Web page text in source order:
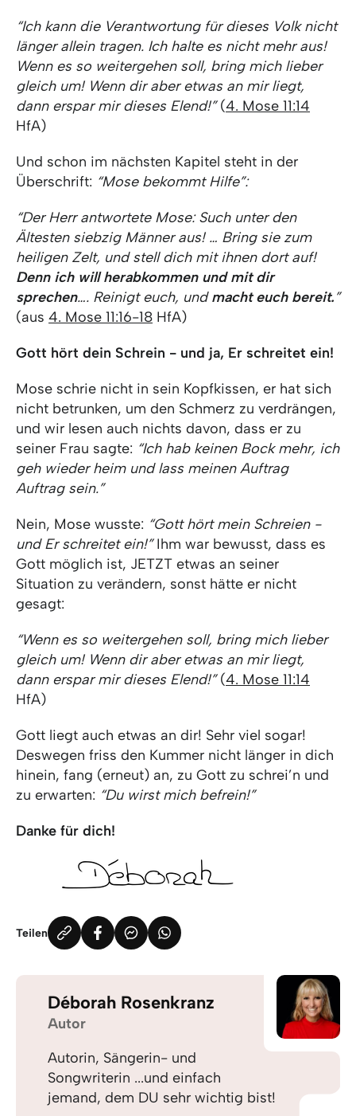
“Ich kann die Verantwortung für dieses Volk nicht
länger allein tragen. Ich halte es nicht mehr aus!
Wenn es so weitergehen soll, bring mich lieber
gleich um! Wenn dir aber etwas an mir liegt,
dann erspar mir dieses Elend!”(4. Mose 11:14
HfA)
Und schon im nächsten Kapitel steht in der
Überschrift: “Mose bekommt Hilfe”:
“Der Herr antwortete Mose: Such unter den
Ältesten siebzig Männer aus! … Bring sie zum
heiligen Zelt, und stell dich mit ihnen dort auf!
Denn ich will herabkommen und mit dir
sprechen…. Reinigt euch, undmacht euch bereit.”
(aus 4. Mose 11:16-18 HfA)
Gott hört dein Schrein - und ja, Er schreitet ein!
Mose schrie nicht in sein Kopfkissen, er hat sich
nicht betrunken, um den Schmerz zu verdrängen,
und wir lesen auch nichts davon, dass er zu
seiner Frau sagte: “Ich hab keinen Bock mehr, ich
geh wieder heim und lass meinen Auftrag
Auftrag sein.”
Nein, Mose wusste: “Gott hört mein Schreien -
und Er schreitet ein!”Ihm war bewusst, dass es
Gott möglich ist, JETZT etwas an seiner
Situation zu verändern, sonst hätte er nicht
gesagt:
“Wenn es so weitergehen soll, bring mich lieber
gleich um! Wenn dir aber etwas an mir liegt,
dann erspar mir dieses Elend!”(4. Mose 11:14
HfA)
Gott liegt auch etwas an dir! Sehr viel sogar!
Deswegen friss den Kummer nicht länger in dich
hinein, fang (erneut) an, zu Gott zu schrei’n und
zu erwarten: “Du wirst mich befrein!”
Danke für dich!
Teilen
Déborah Rosenkranz
Autor
Autorin, Sängerin- und
Songwriterin ...und einfach
jemand, dem DU sehr wichtig bist!